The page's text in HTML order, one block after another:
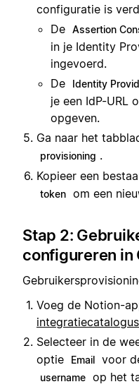
configuratie is
De Assertion
in je Identity
ingevoerd.
De
Identity
je een IdP-URL
opgeven.
Ga naar het
provisioning .
Kopieer een
token om een
Stap 2:
configureren in
Voeg de Notion-
Selecteer in de
optie
Email voor
username op het